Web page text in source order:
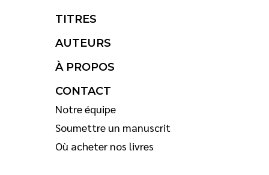
TITRES
AUTEURS
À PROPOS
CONTACT
Notre équipe
Soumettre un manuscrit
Où acheter nos livres